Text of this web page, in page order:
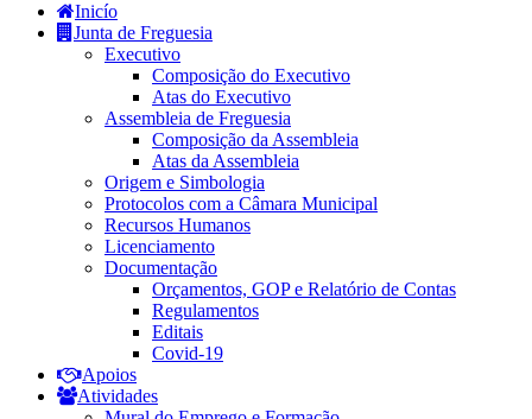
Inicío
Junta de Freguesia
Executivo
Composição do Executivo
Atas do Executivo
Assembleia de Freguesia
Composição da Assembleia
Atas da Assembleia
Origem e Simbologia
Protocolos com a Câmara Municipal
Recursos Humanos
Licenciamento
Documentação
Orçamentos, GOP e Relatório de Contas
Regulamentos
Editais
Covid-19
Apoios
Atividades